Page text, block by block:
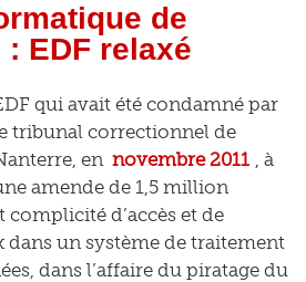
de
EDF relaxé
qui avait été condamné par
tribunal correctionnel de
en novembre 2011 , à
amende de 1,5 million
complicité d’accès et de
un système de traitement
dans l’affaire du piratage du